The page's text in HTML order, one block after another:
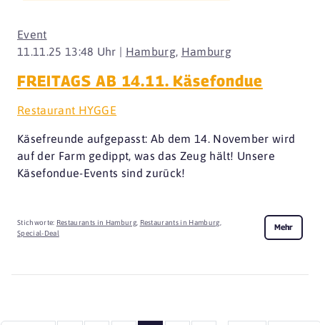
11.11.25 13:48 Uhr | Hamburg, Hamburg
Event
FREITAGS AB 14.11. Käsefondue
Restaurant HYGGE
Käsefreunde aufgepasst: Ab dem 14. November wird
auf der Farm gedippt, was das Zeug hält! Unsere
Käsefondue-Events sind zurück!
Stichworte: Restaurants in Hamburg, Restaurants in Hamburg
Special-Deal
Mehr